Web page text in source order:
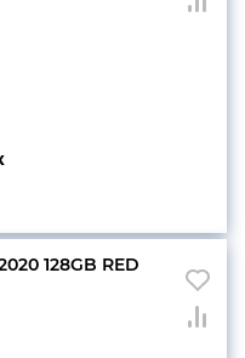
128GB RED